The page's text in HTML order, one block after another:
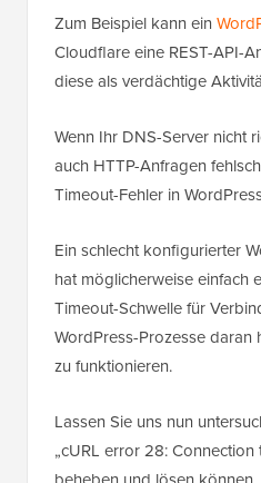
Zum Beispiel kann ein
Cloudflare eine REST-API-
diese als verdächtige
Wenn Ihr DNS-Server nicht
auch HTTP-Anfragen
Timeout-Fehler in
Ein schlecht konfigurierter
hat möglicherweise einfach
Timeout-Schwelle für
WordPress-Prozesse
zu funktionieren.
Lassen Sie uns nun
„cURL error 28: